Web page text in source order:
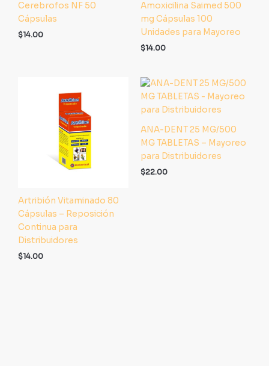
Cerebrofos NF 50
Cápsulas
$14.00
Amoxicilina Saimed 500
mg Cápsulas 100
Unidades para Mayoreo
$14.00
Artribión Vitaminado 80
Cápsulas – Reposición
Continua para
Distribuidores
$14.00
ANA-DENT 25 MG/500
MG TABLETAS – Mayoreo
para Distribuidores
$22.00